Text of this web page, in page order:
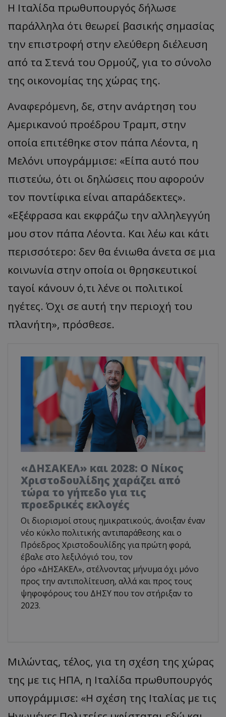
Η Ιταλίδα πρωθυπουργός δήλωσε
παράλληλα ότι θεωρεί βασικής σημασίας
την επιστροφή στην ελεύθερη διέλευση
από τα Στενά του Ορμούζ, για το σύνολο
της οικονομίας της χώρας της.
Αναφερόμενη, δε, στην ανάρτηση του
Αμερικανού προέδρου Τραμπ, στην
οποία επιτέθηκε στον πάπα Λέοντα, η
Μελόνι υπογράμμισε: «Είπα αυτό που
πιστεύω, ότι οι δηλώσεις που αφορούν
τον ποντίφικα είναι απαράδεκτες».
«Εξέφρασα και εκφράζω την αλληλεγγύη
μου στον πάπα Λέοντα. Και λέω και κάτι
περισσότερο: δεν θα ένιωθα άνετα σε μια
κοινωνία στην οποία οι θρησκευτικοί
ταγοί κάνουν ό,τι λένε οι πολιτικοί
ηγέτες. Όχι σε αυτή την περιοχή του
πλανήτη», πρόσθεσε.
«ΔΗΣΑΚΕΛ» και 2028: Ο Νίκος
Χριστοδουλίδης χαράζει από
τώρα το γήπεδο για τις
προεδρικές εκλογές
Οι διορισμοί στους ημικρατικούς, άνοιξαν έναν
νέο κύκλο πολιτικής αντιπαράθεσης και ο
Πρόεδρος Χριστοδουλίδης για πρώτη φορά,
έβαλε στο λεξιλόγιό του, τον
όρο «ΔΗΣΑΚΕΛ», στέλνοντας μήνυμα όχι μόνο
προς την αντιπολίτευση, αλλά και προς τους
ψηφοφόρους του ΔΗΣΥ που τον στήριξαν το
2023.
Μιλώντας, τέλος, για τη σχέση της χώρας
της με τις ΗΠΑ, η Ιταλίδα πρωθυπουργός
υπογράμμισε: «Η σχέση της Ιταλίας με τις